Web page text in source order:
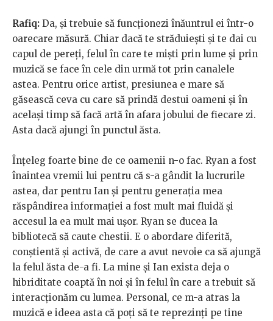
Rafiq: Da, și trebuie să funcționezi înăuntrul ei într-o
oarecare măsură. Chiar dacă te străduiești și te dai cu
capul de pereți, felul în care te miști prin lume și prin
muzică se face în cele din urmă tot prin canalele
astea. Pentru orice artist, presiunea e mare să
găsească ceva cu care să prindă destui oameni și în
același timp să facă artă în afara jobului de fiecare zi.
Asta dacă ajungi în punctul ăsta.
Înțeleg foarte bine de ce oamenii n-o fac. Ryan a fost
înaintea vremii lui pentru că s-a gândit la lucrurile
astea, dar pentru Ian și pentru generația mea
răspândirea informației a fost mult mai fluidă și
accesul la ea mult mai ușor. Ryan se ducea la
bibliotecă să caute chestii. E o abordare diferită,
conștientă și activă, de care a avut nevoie ca să ajungă
la felul ăsta de-a fi. La mine și Ian exista deja o
hibriditate coaptă în noi și în felul în care a trebuit să
interacționăm cu lumea. Personal, ce m-a atras la
muzică e ideea asta că poți să te reprezinți pe tine